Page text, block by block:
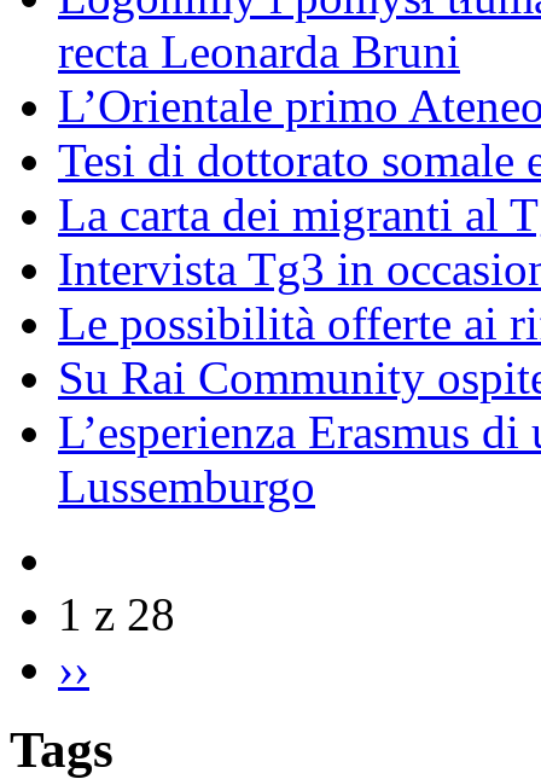
recta Leonarda Bruni
L’Orientale primo
Tesi di dottorato somale
La carta dei migranti al
Intervista Tg3 in
Le possibilità offerte ai
Su Rai Community
L’esperienza Erasmus
Lussemburgo
1 z 28
››
Tags